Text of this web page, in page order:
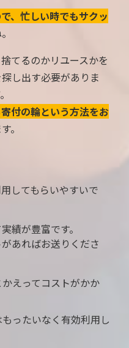
、忙しい時でもサクッ
てるのかリユースかを
し出す必要がありま
付の輪という方法をお
。
してもらいやすいで
績が豊富です。
あればお送りくださ
えってコストがかか
ったいなく有効利用し